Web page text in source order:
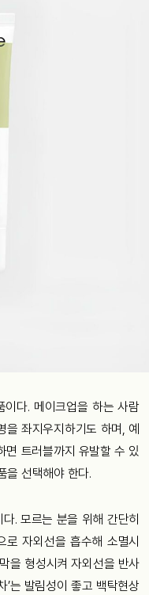
이다. 메이크업을 하는 사람
좌지우지하기도 하며, 예
면 트러블까지 유발할 수 있
을 선택해야 한다.
. 모르는 분을 위해 간단히
로 자외선을 흡수해 소멸시
을 형성시켜 자외선을 반사
’는 발림성이 좋고 백탁현상